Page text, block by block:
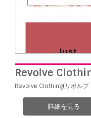
Revolve
Revolve Clothing(リボルブ
詳細を見る